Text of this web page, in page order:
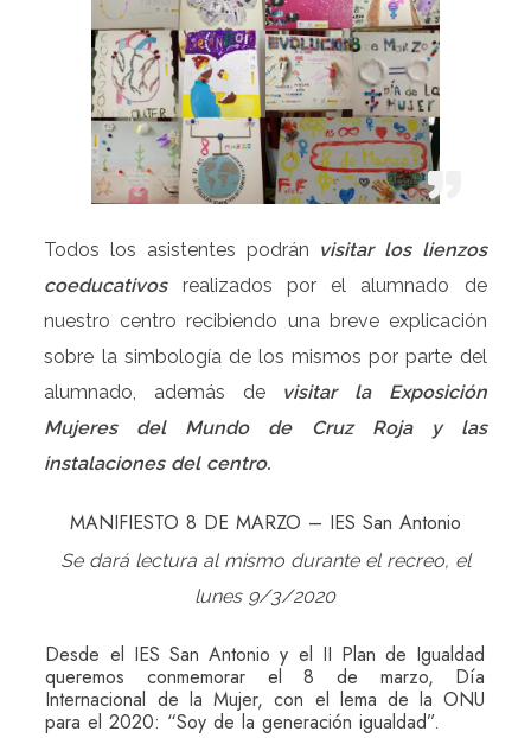
Todos los asistentes podrán visitar los lienzos
coeducativosrealizados por el alumnado de
nuestro centro recibiendo una breve explicación
sobre la simbología de los mismos por parte del
alumnado, además devisitar la Exposición
Mujeres del Mundo de Cruz Roja y las
instalaciones del centro.
MANIFIESTO 8 DE MARZO – IES San Antonio
Se dará lectura al mismo durante el recreo, el
lunes 9/3/2020
Desde el IES San Antonio y el II Plan de Igualdad
queremos conmemorar el 8 de marzo, Día
Internacional de la Mujer, con el lema de la ONU
para el 2020: “Soy de la generación igualdad”.